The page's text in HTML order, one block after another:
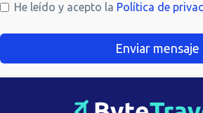
He leído y acepto la Política de
Enviar mensaje